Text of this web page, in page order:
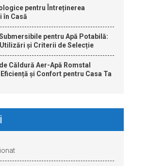
pentru Întreținerea
în Casă
pentru Apă Potabilă:
și Criterii de Selecție
Căldură Aer-Apă Romstal
și Confort pentru Casa Ta